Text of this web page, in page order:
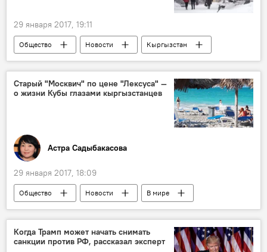
29 января 2017, 19:11
Общество Новости
Кыргызстан
Кыргызгидромет
погода
Старый "Москвич" по цене "Лексуса" —
о жизни Кубы глазами кыргызстанцев
Астра Садыбакасова
29 января 2017, 18:09
Общество Новости
В мире
Колумнисты
Куба
туризм
жители
питание
страны
путешествие
Когда Трамп может начать снимать
санкции против РФ, рассказал эксперт